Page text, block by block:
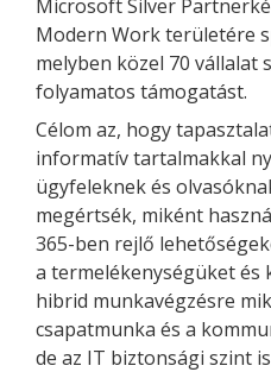
Microsoft Silver
Modern Work területére
melyben közel 70 vállalat
folyamatos támogatást.
Célom az, hogy
informatív tartalmakkal
ügyfeleknek és
megértsék, miként
365-ben rejlő
a termelékenységüket és
hibrid munkavégzésre
csapatmunka és a
de az IT biztonsági szint